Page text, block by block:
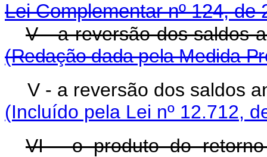
Lei Complementar nº 124, de
V - a reversão dos
(Redação dada pela Medida
V - a reversão dos saldos
(Incluído pela Lei nº 12.712,
VI - o produto do retorno